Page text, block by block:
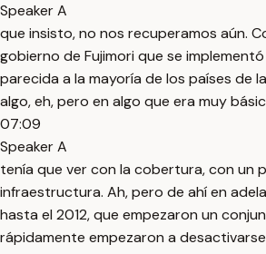
Speaker A
que insisto, no nos recuperamos aún.
gobierno de Fujimori que se
parecida a la mayoría de los países de
algo, eh, pero en algo que era muy
07:09
Speaker A
tenía que ver con la cobertura, con un
infraestructura. Ah, pero de ahí en
hasta el 2012, que empezaron un
rápidamente empezaron a